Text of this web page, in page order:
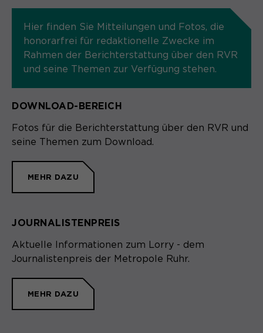
Hier finden Sie Mitteilungen und Fotos, die
honorarfrei für redaktionelle Zwecke im
Rahmen der Berichterstattung über den RVR
und seine Themen zur Verfügung stehen.
DOWNLOAD-BEREICH
Fotos für die Berichterstattung über den RVR und
seine Themen zum Download.
MEHR DAZU
JOURNALISTENPREIS
Aktuelle Informationen zum Lorry - dem
Journalistenpreis der Metropole Ruhr.
MEHR DAZU